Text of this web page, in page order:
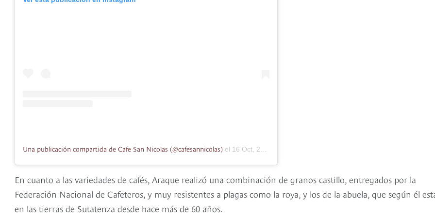
Una publicación compartida de Cafe San Nicolas (@cafesannicolas) el 16 Oct, 2019 a las 6:11 PDT
En cuanto a las variedades de cafés, Araque realizó una combinación de granos castillo, entregados por la
Federación Nacional de Cafeteros, y muy resistentes a plagas como la roya, y los de la abuela, que según él
en las tierras de Sutatenza desde hace más de 60 años.